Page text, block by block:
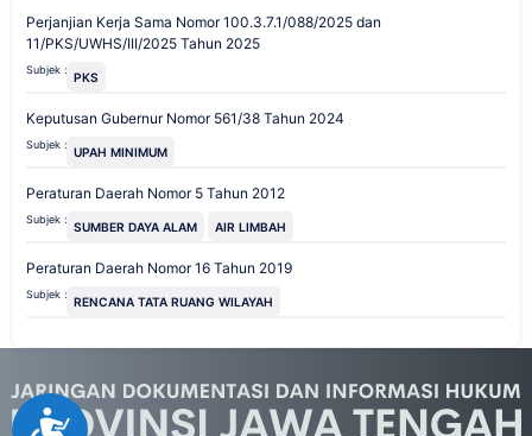
Accessibility
Perjanjian Kerja Sama Nomor 100.3.7.1/088/2025 dan
11/PKS/UWHS/III/2025 Tahun 2025
Subjek : PKS
Keputusan Gubernur Nomor 561/38 Tahun 2024
Subjek : UPAH MINIMUM
Peraturan Daerah Nomor 5 Tahun 2012
Subjek : SUMBER DAYA ALAM AIR LIMBAH
Peraturan Daerah Nomor 16 Tahun 2019
Subjek : RENCANA TATA RUANG WILAYAH